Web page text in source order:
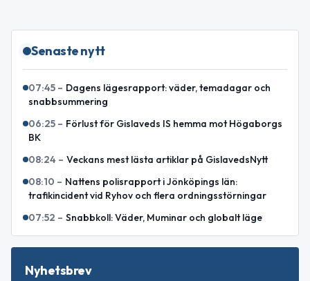
Senaste nytt
07:45 – Dagens lägesrapport: väder, temadagar och
snabbsummering
06:25 – Förlust för Gislaveds IS hemma mot Högaborgs
BK
08:24 – Veckans mest lästa artiklar på GislavedsNytt
08:10 – Nattens polisrapport i Jönköpings län:
trafikincident vid Ryhov och flera ordningsstörningar
07:52 – Snabbkoll: Väder, Muminar och globalt läge
Nyhetsbrev